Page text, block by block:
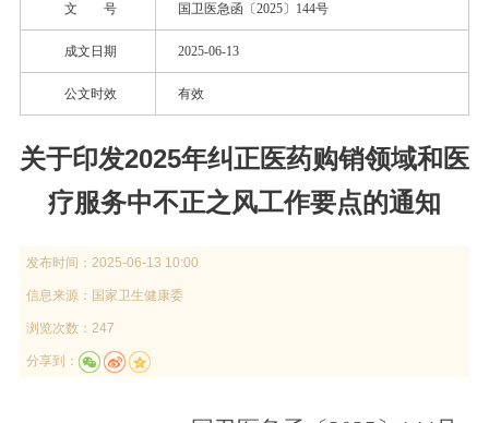
文 号 国卫医急函〔2025〕144号
成文日期 2025-06-13
公文时效 有效
关于印发2025年纠正医药购销领域和医
疗服务中不正之风工作要点的通知
发布时间： 2025-06-13 10:00
信息来源： 国家卫生健康委
浏览次数：247
分享到：